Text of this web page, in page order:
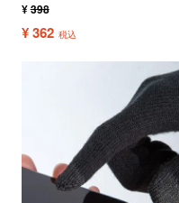
¥398
¥362 税込